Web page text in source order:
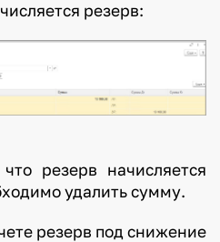
резерв:
резерв начисляется
удалить сумму.
резерв под снижение